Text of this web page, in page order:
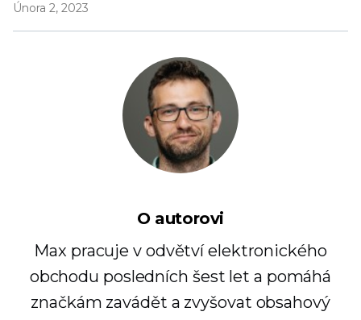
Února 2, 2023
O autorovi
Max pracuje v odvětví elektronického
obchodu posledních šest let a pomáhá
značkám zavádět a zvyšovat obsahový